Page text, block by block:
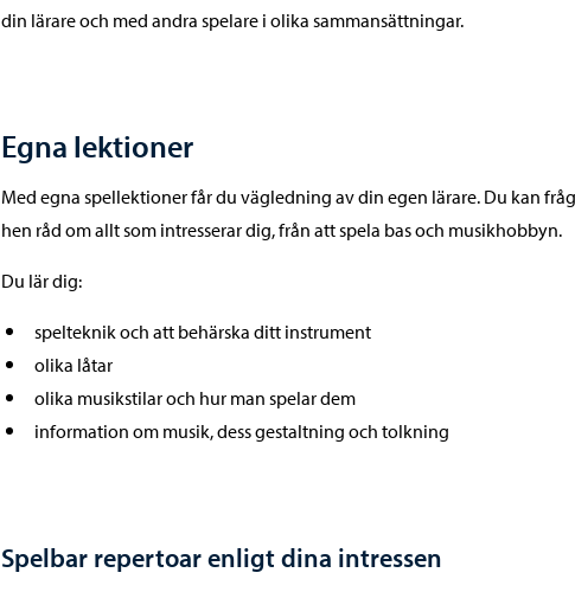
din lärare och med andra spelare i olika sammansättningar.
Egna lektioner
Med egna spellektioner får du vägledning av din egen lärare. Du kan
hen råd om allt som intresserar dig, från att spela bas och musikhobbyn.
Du lär dig:
spelteknik och att behärska ditt instrument
olika låtar
olika musikstilar och hur man spelar dem
information om musik, dess gestaltning och tolkning
Spelbar repertoar enligt dina intressen